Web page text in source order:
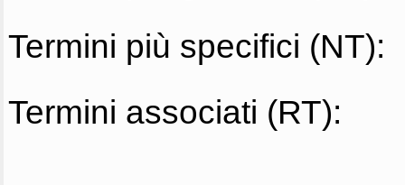
Termini più specifici (NT):
Termini associati (RT):